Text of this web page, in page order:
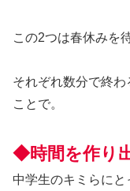
この2つは春休みを
それぞれ数分で終
ことで。
◆時間を作り
中学生のキミらに